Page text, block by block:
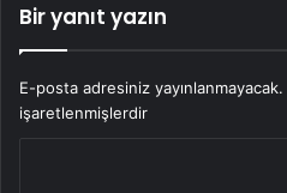
Bir yanıt yazın
E-posta adresiniz yayınlanmayacak.
işaretlenmişlerdir